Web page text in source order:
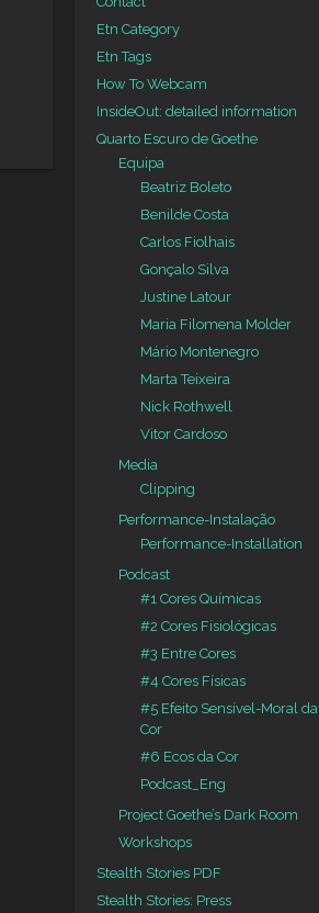
Etn Category
Etn Tags
How To Webcam
InsideOut: detailed information
Quarto Escuro de Goethe
Equipa
Beatriz Boleto
Benilde Costa
Carlos Fiolhais
Gonçalo Silva
Justine Latour
Maria Filomena Molder
Mário Montenegro
Marta Teixeira
Nick Rothwell
Vitor Cardoso
Media
Clipping
Performance-Instalação
Performance-Installation
Podcast
#1 Cores Químicas
#2 Cores Fisiológicas
#3 Entre Cores
#4 Cores Físicas
#5 Efeito Sensível-Moral da
Cor
#6 Ecos da Cor
Podcast_Eng
Project Goethe’s Dark Room
Workshops
Stealth Stories PDF
Stealth Stories: Press